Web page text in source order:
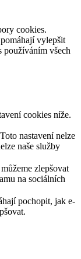
cookies.
vylepšit
používáním všech
cookies níže.
Toto nastavení nelze
naše služby
zlepšovat
na sociálních
pochopit, jak e-